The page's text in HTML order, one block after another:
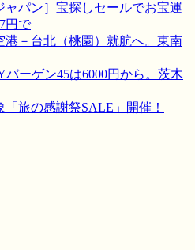
ャパン］宝探しセールでお宝運
円で
港－台北（桃園）就航へ。東南
バーゲン45は6000円から。茨木
「旅の感謝祭SALE」開催！